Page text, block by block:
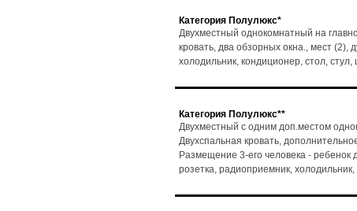
Категория Полулюкс*
Двухместный однокомнатный на
кровать, два обзорных окна., мест (2),
холодильник, кондиционер, стол,
Категория Полулюкс**
Двухместный с одним доп.местом
Двухспальная кровать,
Размещение 3-его человека - ребенок
розетка, радиоприемник,